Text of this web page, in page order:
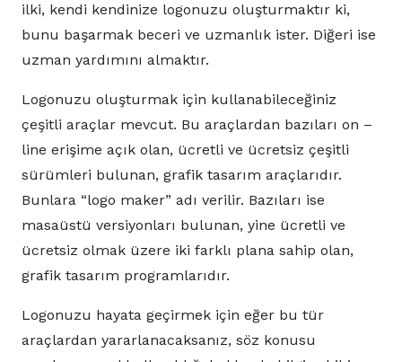
ilki, kendi kendinize logonuzu oluşturmaktır ki,
bunu başarmak beceri ve uzmanlık ister. Diğeri ise
uzman yardımını almaktır.
Logonuzu oluşturmak için kullanabileceğiniz
çeşitli araçlar mevcut. Bu araçlardan bazıları on –
line erişime açık olan, ücretli ve ücretsiz çeşitli
sürümleri bulunan, grafik tasarım araçlarıdır.
Bunlara “logo maker” adı verilir. Bazıları ise
masaüstü versiyonları bulunan, yine ücretli ve
ücretsiz olmak üzere iki farklı plana sahip olan,
grafik tasarım programlarıdır.
Logonuzu hayata geçirmek için eğer bu tür
araçlardan yararlanacaksanız, söz konusu